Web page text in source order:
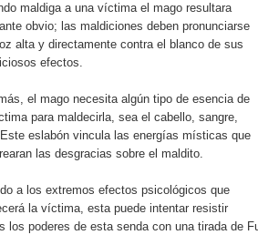
(Relato)
Cuentos
maldiga a una víctima el mago resultara
obvio; las maldiciones deben pronunciarse
alta y directamente contra el blanco de sus
efectos.
el mago necesita algún tipo de esencia de
para maldecirla, sea el cabello, sangre,
eslabón vincula las energías místicas que
las desgracias sobre el maldito.
a los extremos efectos psicológicos que
la víctima, esta puede intentar resistir
los poderes de esta senda con una tirada de